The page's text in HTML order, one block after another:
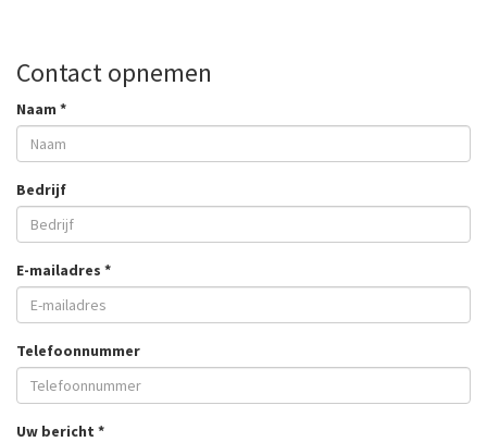
Contact opnemen
Naam *
Bedrijf
E-mailadres *
Telefoonnummer
Uw bericht *